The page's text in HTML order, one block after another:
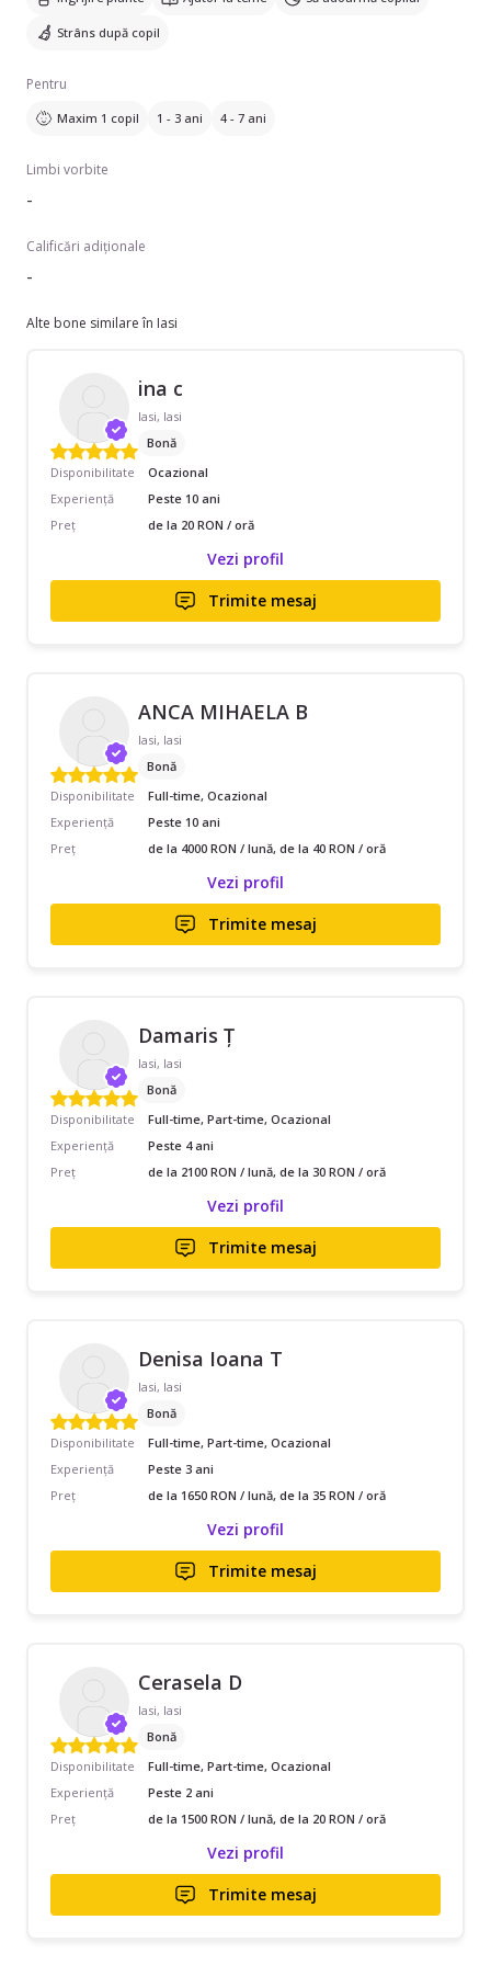
Strâns după copil
Pentru
Maxim 1 copil 1 - 3 ani 4 - 7 ani
Limbi vorbite
-
Calificări adiționale
-
Alte bone similare în Iasi
ina c
Iasi, Iasi
Bonă
Disponibilitate
Ocazional
Experiență
Peste 10 ani
Preț
de la 20 RON / oră
Vezi profil
Trimite mesaj
ANCA MIHAELA B
Iasi, Iasi
Bonă
Disponibilitate
Full-time, Ocazional
Experiență
Peste 10 ani
Preț
de la 4000 RON / lună, de la 40 RON / oră
Vezi profil
Trimite mesaj
Damaris Ț
Iasi, Iasi
Bonă
Disponibilitate
Full-time, Part-time, Ocazional
Experiență
Peste 4 ani
Preț
de la 2100 RON / lună, de la 30 RON / oră
Vezi profil
Trimite mesaj
Denisa Ioana T
Iasi, Iasi
Bonă
Disponibilitate
Full-time, Part-time, Ocazional
Experiență
Peste 3 ani
Preț
de la 1650 RON / lună, de la 35 RON / oră
Vezi profil
Trimite mesaj
Cerasela D
Iasi, Iasi
Bonă
Disponibilitate
Full-time, Part-time, Ocazional
Experiență
Peste 2 ani
Preț
de la 1500 RON / lună, de la 20 RON / oră
Vezi profil
Trimite mesaj